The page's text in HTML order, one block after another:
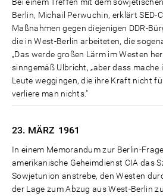
Berlin, Michail Perwuchin, erklärt SED-
Maßnahmen gegen diejenigen DDR-
die in West-Berlin arbeiteten, die
„Das werde großen Lärm im Westen
sinngemäß Ulbricht, „aber dass mache
Leute weggingen, die ihre Kraft nicht
verliere man nichts."
23. MÄRZ 1961
In einem Memorandum zur Berlin-
amerikanische Geheimdienst CIA das
Sowjetunion anstrebe, den Westen
der Lage zum Abzug aus West-Berlin